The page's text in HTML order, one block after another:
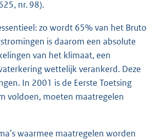
nr. 98).
zo wordt 65% van het Bruto
is daarom een absolute
van het klimaat, een
wettelijk verankerd. Deze
In 2001 is de Eerste Toetsing
voldoen, moeten maatregelen
waarmee maatregelen worden